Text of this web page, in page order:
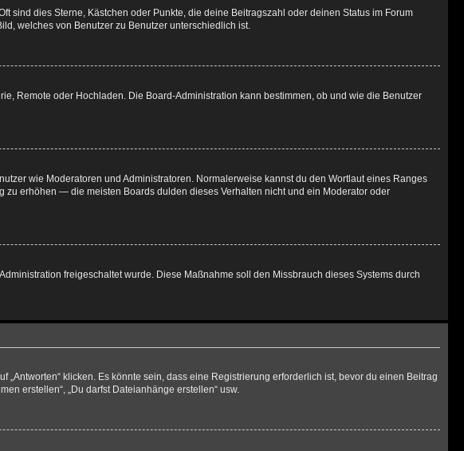
sind dies Sterne, Kästchen oder Punkte, die deine Beitragszahl oder deinen Status im Forum
welches von Benutzer zu Benutzer unterschiedlich ist.
Remote oder Hochladen. Die Board-Administration kann bestimmen, ob und wie die Benutzer
wie Moderatoren und Administratoren. Normalerweise kannst du den Wortlaut eines Ranges
erhöhen — die meisten Boards dulden dieses Verhalten nicht und ein Moderator oder
freigeschaltet wurde. Diese Maßnahme soll den Missbrauch dieses Systems durch
klicken. Es könnte sein, dass eine Registrierung erforderlich ist, bevor du einen Beitrag
erstellen“, „Du darfst Dateianhänge erstellen“ usw.